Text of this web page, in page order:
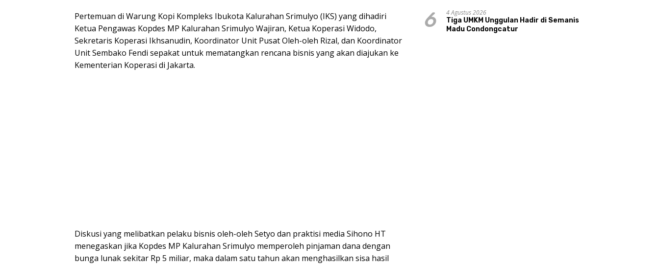
Pertemuan di Warung Kopi Kompleks Ibukota Kalurahan Srimulyo (IKS) yang dihadiri
Ketua Pengawas Kopdes MP Kalurahan Srimulyo Wajiran, Ketua Koperasi Widodo,
Sekretaris Koperasi Ikhsanudin, Koordinator Unit Pusat Oleh-oleh Rizal, dan Koordinator
Unit Sembako Fendi sepakat untuk mematangkan rencana bisnis yang akan diajukan ke
Kementerian Koperasi di Jakarta.
Diskusi yang melibatkan pelaku bisnis oleh-oleh Setyo dan praktisi media Sihono HT
menegaskan jika Kopdes MP Kalurahan Srimulyo memperoleh pinjaman dana dengan
bunga lunak sekitar Rp 5 miliar, maka dalam satu tahun akan menghasilkan sisa hasil
Sakinah Adalah Agama
6
4 Agustus 2026
Tiga UMKM Unggulan Hadir di Semanis
Madu Condongcatur